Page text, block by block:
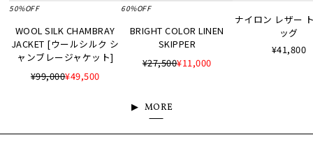
50%OFF
WOOL SILK CHAMBRAY
JACKET [ウールシルク シ
ャンブレージャケット]
¥99,000¥49,500
60%OFF
BRIGHT COLOR LINEN
SKIPPER
¥27,500¥11,000
ナイロン レザー
ッグ
¥41,800
MORE